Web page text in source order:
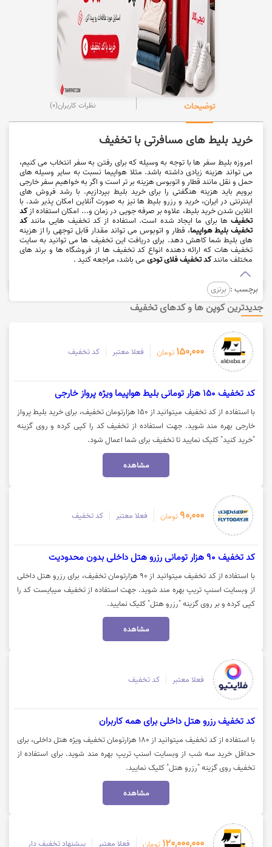
توضیحات نظرات کاربران(0)
خرید بلیط های مسافرتی با تخفیف
امروزه بلیط سفر ها با توجه به وسیله که برای رفتن به سفر انتخاب می کنیم،
می تواند هزینه زیادی داشته باشد. مثلا هواپیما نسبت به سایر وسیله های
حمل و نقل مانند قطار و اتوبوس هزینه بر تر است و اگر به خواهیم سفر خارجی
برویم باید هزینه هنگفتی را برای خرید بلیط بپردازیم. با رشد فروش های
اینترنتی در ایران، خرید و رزرو بلیط ها نیز به صورت آنلاین امکان پذیر شد. با
انلاین شدن خرید بلیط، علاوه بر صرفه جویی در زمان و... امکان استفاده ازکد
تخفیفها برای ما ایجاد شده است. استفاده از کد تخفیف هایی مانندکد
تخفیف بلیط هواپیما، قطار و اتوبوس می تواند مقدار قابل توجهی را از هزینه
های بلیط شما کاهش دهد. برای دریافت این تخفیف ها می توانید به سایت
تخفیف هات که ارائه دهنده انواع کد تخفیف ها از فروشگاه ها و برند های
مختلف مانندکد تخفیف فلای تودیمی باشد، مراجعه کنید .
برچسب : برنزی
جدیدترین کوپن ها و کدهای تخفیف
150,000 تومان فعلا معتبر کد تخفیف
کد تخفیف 150 هزار تومانی بلیط هواپیما ویژه پرواز خارجی
با استفاده از کد تخفیف میتوانید از 150 هزارتومان تخفیف، برای خرید بلیط پرواز
خارجی بهره مند شوید. جهت استفاده از تخفیف کد را کپی کرده و روی گزینه
"خرید کنید" کلیک نمایید تا تخفیف برای شما اعمال شود.
مشاهده
90,000 تومان فعلا معتبر کد تخفیف
کد تخفیف 90 هزار تومانی رزرو هتل داخلی بدون محدودیت
با استفاده از کد تخفیف میتوانید از 90 هزارتومان تخفیف، برای رزرو هتل داخلی
از وبسایت اسنپ تریپ بهره مند شوید. جهت استفاده از تخفیف میبایست کد را
کپی کرده و بر روی گزینه "رزرو هتل" کلیک نمایید.
مشاهده
فعلا معتبر کد تخفیف
کد تخفیف رزرو هتل داخلی برای همه کاربران
با استفاده از کد تخفیف میتوانید از 180 هزارتومان تخفیف ویژه هتل داخلی، برای
حداقل خرید سه شب از وبسایت اسنپ تریپ بهره مند شوید. برای استفاده از
تخفیف روی گزینه "رزرو هتل" کلیک نمایید.
مشاهده
120,000,000 تومان فعلا معتبر پیشنهاد تخفیف دار